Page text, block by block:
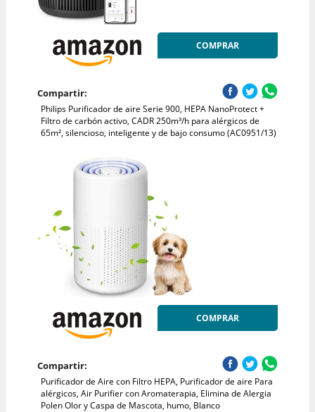
COMPRAR
Compartir:
Philips Purificador de aire Serie 900, HEPA NanoProtect +
Filtro de carbón activo, CADR 250m³/h para alérgicos de
65m², silencioso, inteligente y de bajo consumo (AC0951/13)
COMPRAR
Compartir:
Purificador de Aire con Filtro HEPA, Purificador de aire Para
alérgicos, Air Purifier con Aromaterapia, Elimina de Alergia
Polen Olor y Caspa de Mascota, humo, Blanco